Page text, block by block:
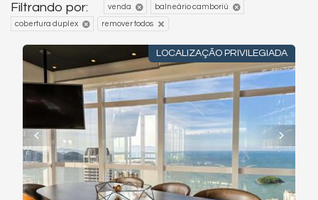
Filtrando por: venda balneário camboriú
cobertura duplex remover todos
LOCALIZAÇÃO PRIVILEGIADA